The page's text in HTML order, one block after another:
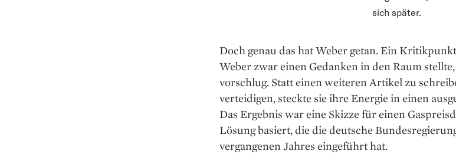
sich später.
Doch genau das hat Weber getan. Ein
Weber zwar einen Gedanken in den Raum
vorschlug. Statt einen weiteren Artikel zu
verteidigen, steckte sie ihre Energie in einen
Das Ergebnis war eine Skizze für einen
Lösung basiert, die die deutsche
vergangenen Jahres eingeführt hat.